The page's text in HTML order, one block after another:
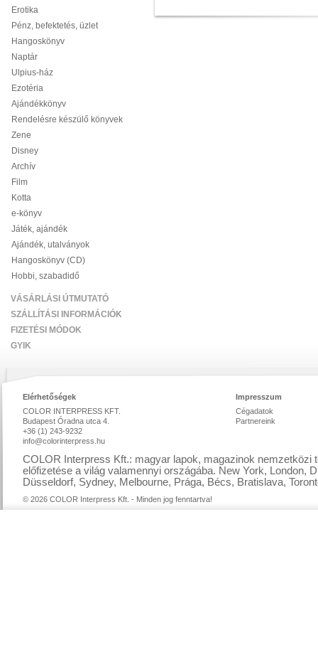
Erotika
Pénz, befektetés, üzlet
Hangoskönyv
Naptár
Ulpius-ház
Ezotéria
Ajándékkönyv
Rendelésre készülő könyvek
Zene
Disney
Archív
Film
Kotta
e-könyv
Játék, ajándék
Ajándék, utalványok
Hangoskönyv (CD)
Hobbi, szabadidő
VÁSÁRLÁSI ÚTMUTATÓ
SZÁLLÍTÁSI INFORMÁCIÓK
FIZETÉSI MÓDOK
GYIK
Elérhetőségek
COLOR INTERPRESS KFT.
Budapest Óradna utca 4.
+36 (1) 243-9232
info@colorinterpress.hu
Impresszum
Cégadatok
Partnereink
COLOR Interpress Kft.: magyar lapok, magazinok nemzetközi
előfizetése a világ valamennyi országába. New York, London,
Düsseldorf, Sydney, Melbourne, Prága, Bécs, Bratislava,
© 2026 COLOR Interpress Kft. - Minden jog fenntartva!